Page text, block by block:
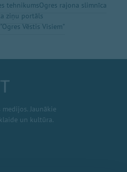
tehnikumsOgres rajona slimnīca
ziņu portāls
"Ogres Vēstis Visiem"
Jaunākie
un kultūra.